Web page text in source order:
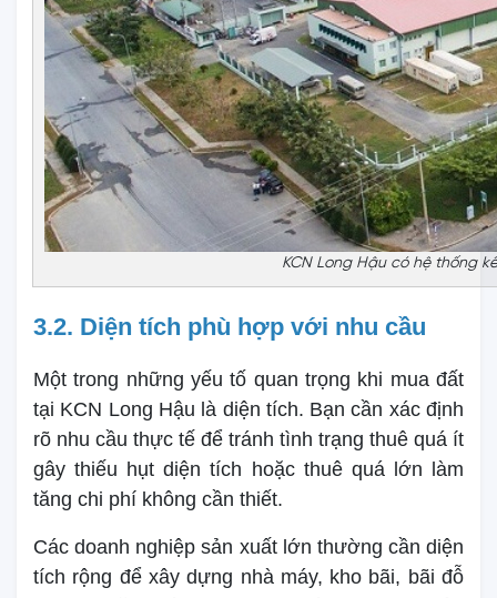
KCN Long Hậu có hệ thống
3.2. Diện tích phù hợp với nhu cầu
Một trong những yếu tố quan trọng khi mua đất
tại KCN Long Hậu là diện tích. Bạn cần xác định
rõ nhu cầu thực tế để tránh tình trạng thuê quá ít
gây thiếu hụt diện tích hoặc thuê quá lớn làm
tăng chi phí không cần thiết.
Các doanh nghiệp sản xuất lớn thường cần diện
tích rộng để xây dựng nhà máy, kho bãi, bãi đỗ